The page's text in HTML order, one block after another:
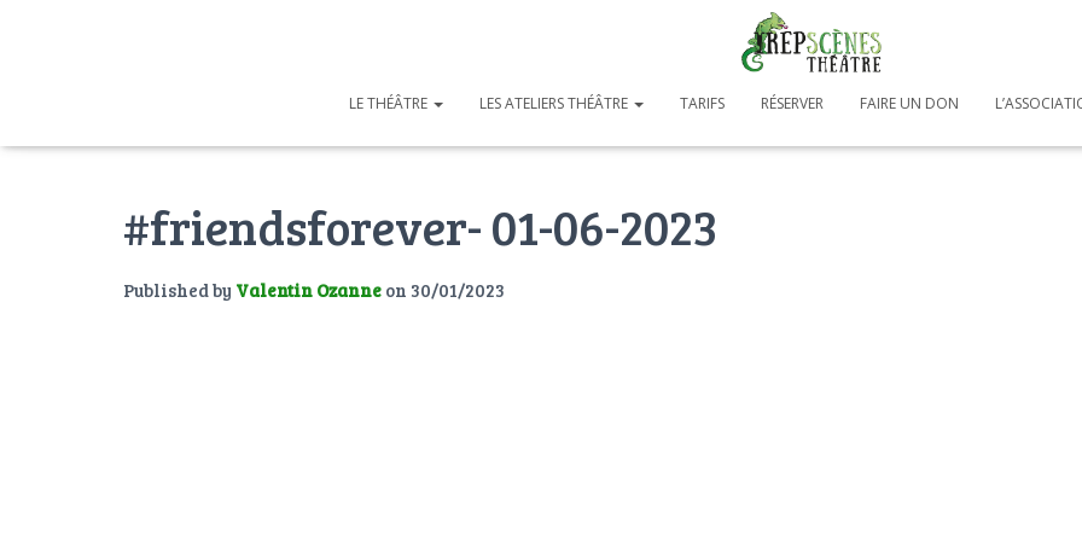
LE THÉÂTRE LES ATELIERS THÉÂTRE TARIFS RÉSERVER FAIRE UN DON
#friendsforever- 01-06-2023
Published by Valentin Ozanne on 30/01/2023